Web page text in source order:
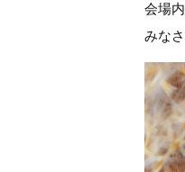
会場
みな